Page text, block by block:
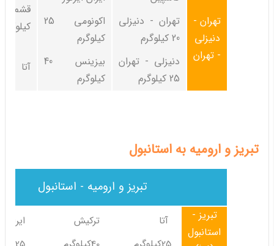
کیلوگرم
آتا 20 کیلوگرم
اکونومی 25
کیلوگرم
بیزینس 40
کیلوگرم
تهران - دنیزلی
20 کیلوگرم
دنیزلی - تهران
25 کیلوگرم
تهران -
دنیزلی
- تهران
تبریز و ارومیه به استانبول
تبریز و ارومیه - استانبول
ایران
ترکیش
آتا
تبریز -
استانبول